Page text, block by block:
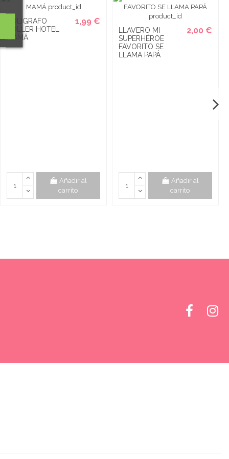
BOLÍGRAFO
ROLLER HOTEL
MAMÁ
1,99 €
Añadir al
carrito
LLAVERO MI
SUPERHÉROE
FAVORITO SE
LLAMA PAPÁ
2,00 €
Añadir al
carrito